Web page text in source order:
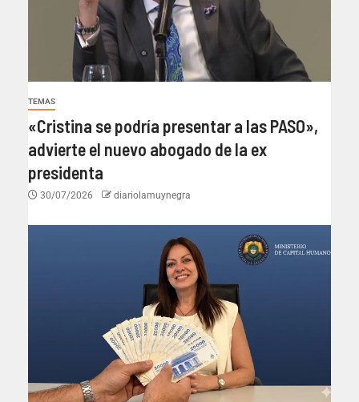
TEMAS
«Cristina se podría presentar a las PASO»,
advierte el nuevo abogado de la ex
presidenta
30/07/2026 diariolamuynegra